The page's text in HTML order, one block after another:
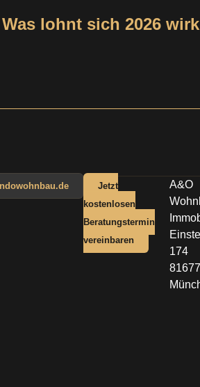
lohnt sich 2026
Jetzt
kostenlosen
Beratungstermin
vereinbaren
A&O
174
81677